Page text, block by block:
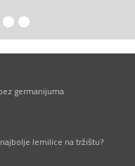
germanijuma
lemilice na tržištu?